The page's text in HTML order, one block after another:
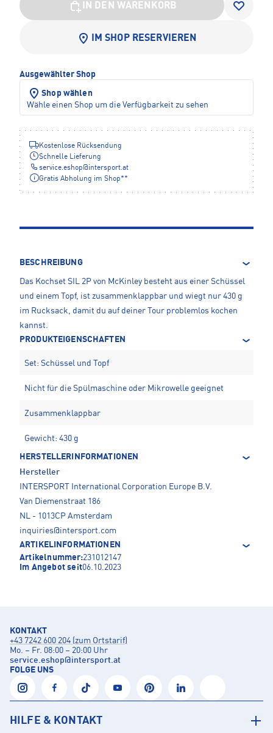
IN DEN WARENKORB
IM SHOP RESERVIEREN
Ausgewählter Shop
Shop wählen
Wähle einen Shop um die Verfügbarkeit zu sehen
Kostenlose Rücksendung
Schnelle Lieferung
service.eshop@intersport.at
Gratis Abholung im Shop**
BESCHREIBUNG
Das Kochset SIL 2P von McKinley besteht aus einer Schüssel
und einem Topf, ist zusammenklappbar und wiegt nur 430 g
im Rucksack, damit du auf deiner Tour problemlos kochen
kannst.
PRODUKTEIGENSCHAFTEN
Set: Schüssel und Topf
Nicht für die Spülmaschine oder Mikrowelle geeignet
Zusammenklappbar
Gewicht: 430 g
HERSTELLERINFORMATIONEN
Hersteller
INTERSPORT International Corporation Europe B.V.
Van Diemenstraat 186
NL - 1013CP Amsterdam
inquiries@intersport.com
ARTIKELINFORMATIONEN
Artikelnummer:231012147
Im Angebot seit06.10.2023
KONTAKT
+43 7242 600 204 (zum Ortstarif)
Mo. – Fr. 08:00 – 20:00 Uhr
service.eshop@intersport.at
FOLGE UNS
HILFE & KONTAKT